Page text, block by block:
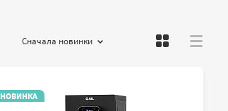
Сортировать :
Сначала новинки
НОВИНКА